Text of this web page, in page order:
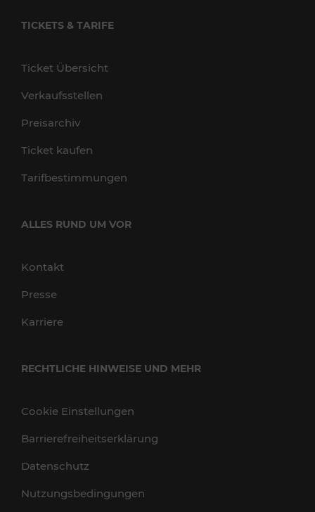
TICKETS & TARIFE
Ticket Übersicht
Verkaufsstellen
Preisarchiv
Ticket kaufen
Tarifbestimmungen
ALLES RUND UM VOR
Kontakt
Presse
Karriere
RECHTLICHE HINWEISE UND MEHR
Cookie Einstellungen
Barrierefreiheitserklärung
Datenschutz
Nutzungsbedingungen